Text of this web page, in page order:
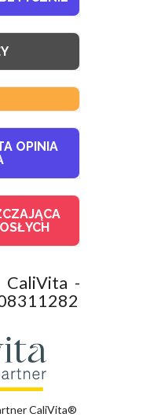
OPINIA
CaliVita -
CaliVita®